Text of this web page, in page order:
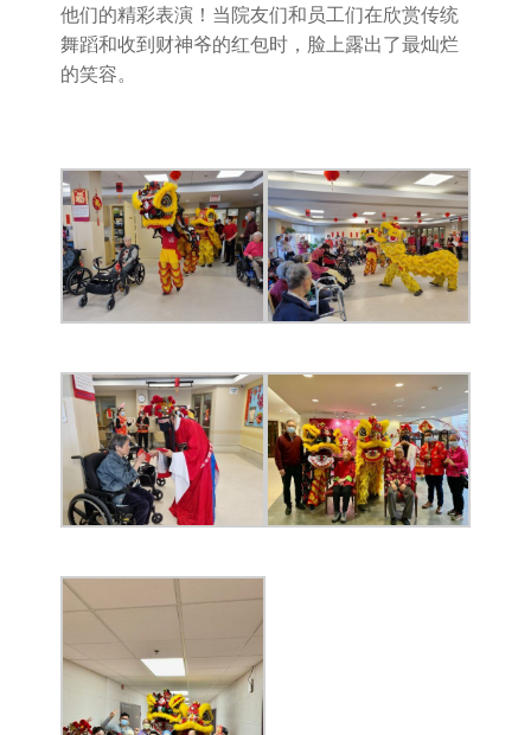
他们的精彩表演！当院友们和员工们在欣赏传统
舞蹈和收到财神爷的红包时，脸上露出了最灿烂
的笑容。